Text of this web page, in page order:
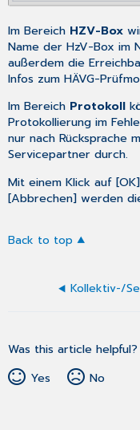
Im Bereich HZV-Box
Name der HzV-Box im
außerdem die
Infos zum HÄVG-
Im Bereich Protokoll
Protokollierung im
nur nach Rücksprache
Servicepartner durch.
Mit einem Klick auf
[Abbrechen] werden
Back to top
Was this article helpful?
Yes
No